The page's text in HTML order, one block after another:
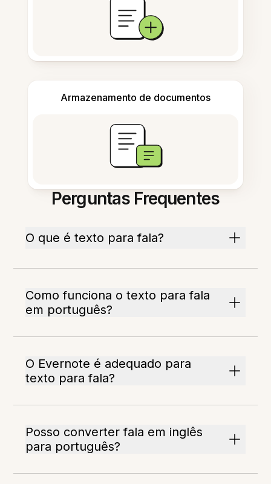
Armazenamento de documentos
Perguntas Frequentes
O que é texto para fala?
Como funciona o texto para fala
em português?
O Evernote é adequado para
texto para fala?
Posso converter fala em inglês
para português?